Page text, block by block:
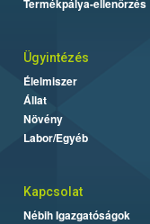
Termékpálya-ellenőrzés
Ügyintézés
Élelmiszer
Állat
Növény
Labor/Egyéb
Kapcsolat
Nébih Igazgatóságok